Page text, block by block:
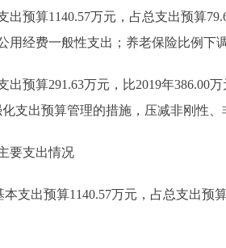
预算1140.57万元，占总支出预算
用经费一般性支出；养老保险比例下
预算291.63万元，比2019年386.00万
支出预算管理的措施，压减非刚性
支出情况
出预算1140.57万元，占总支出预算